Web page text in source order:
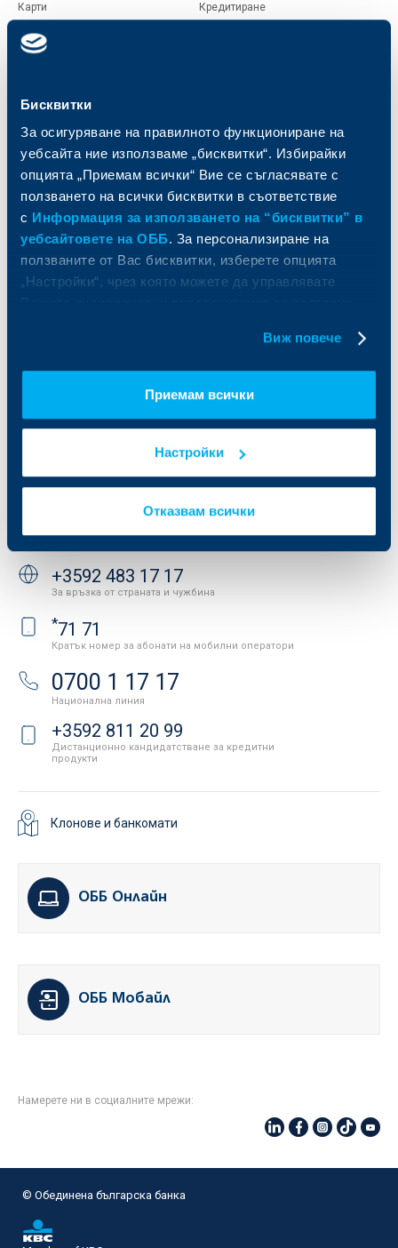
Бисквитки
За осигуряване на правилното функциониране на
уебсайта ние използваме „бисквитки“. Избирайки
опцията „Приемам всички“ Вие се съгласявате с
ползването на всички бисквитки в съответствие
с Информация за използването на “бисквитки” в
уебсайтовете на ОББ. За персонализиране на
ползваните от Вас бисквитки, изберете опцията
„Настройки“, чрез която можете да управлявате
Виж повече
Приемам всички
Настройки
Отказвам всички
Карти
Кредити
Застраховки
Актуализация на клиентски данни
Кредитиране
Факторинг
Кредити за собственици на фирми
За ОББ
Кои сме ние
За акционери
Тарифи и общи условия
Кариери
Вашето мнение
Групата на KBC
ДЗИ
ОББ Интерлийз
ОББ Пенсионно осигуряване
ОББ Застрахователен брокер
Продажба на имоти
Бисквитки
Защита на личните данни
API портал за разработчици
Свържете се с нас
+3592 483 17 17
За връзка от страната и чужбина
*71 71
Кратък номер за абонати на мобилни оператори
0700 1 17 17
Национална линия
+3592 811 20 99
Дистанционно кандидатстване за кредитни
продукти
Клонове и банкомати
ОББ Онлайн
ОББ Мобайл
Намерете ни в социалните мрежи:
© Oбединена българска банка